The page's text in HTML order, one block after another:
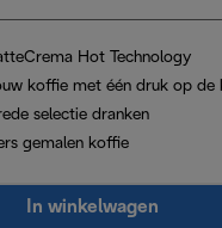
Hot Technology
koffie met één druk op de
selectie dranken
gemalen koffie
In winkelwagen